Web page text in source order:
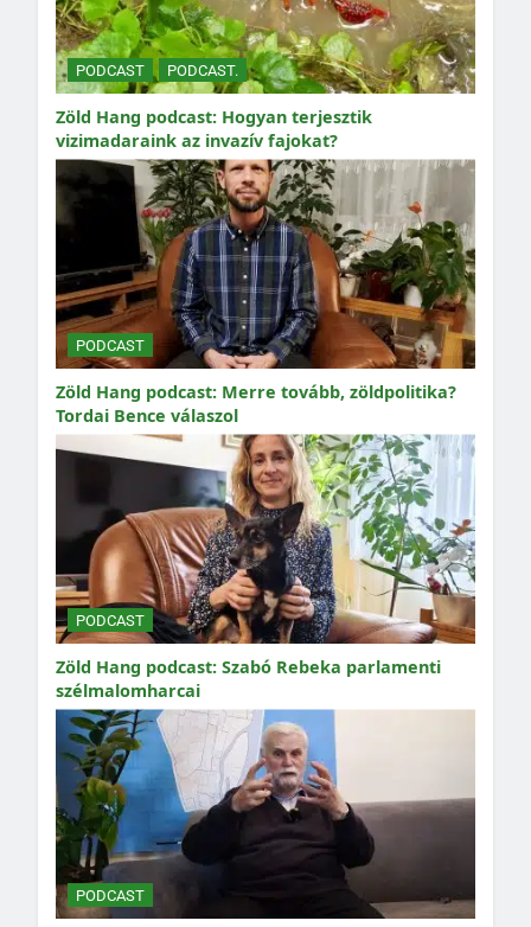
PODCAST PODCAST.
Zöld Hang podcast: Hogyan terjesztik
vizimadaraink az invazív fajokat?
PODCAST
Zöld Hang podcast: Merre tovább, zöldpolitika?
Tordai Bence válaszol
PODCAST
Zöld Hang podcast: Szabó Rebeka parlamenti
szélmalomharcai
PODCAST